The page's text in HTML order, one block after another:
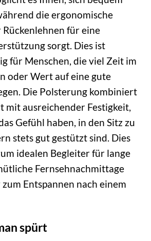
die ergonomische
für eine
sorgt. Dies ist
für Menschen, die viel Zeit im
oder Wert auf eine gute
Die Polsterung kombiniert
mit ausreichender Festigkeit,
Gefühl haben, in den Sitz zu
stets gut gestützt sind. Dies
idealen Begleiter für lange
Fernsehnachmittage
Entspannen nach einem
spürt